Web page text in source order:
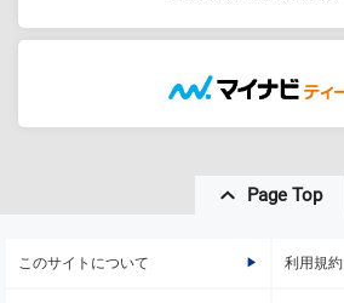
Page Top
このサイトについて 利用規約